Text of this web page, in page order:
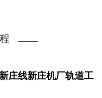
庄线新庄机厂轨道工